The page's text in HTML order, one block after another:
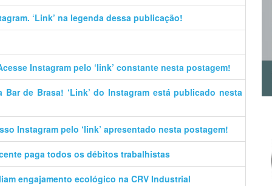
‘Link’ na legenda dessa publicação!
Instagram pelo ‘link’ constante nesta postagem!
de Brasa! ‘Link’ do Instagram está publicado nesta
Instagram pelo ‘link’ apresentado nesta postagem!
paga todos os débitos trabalhistas
engajamento ecológico na CRV Industrial